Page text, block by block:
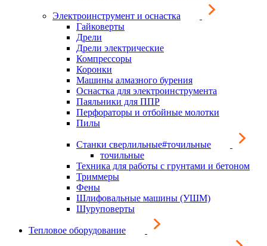
Электроинструмент и оснастка
Гайковерты
Дрели
Дрели электрические
Компрессоры
Коронки
Машины алмазного бурения
Оснастка для электроинструмента
Паяльники для ППР
Перфораторы и отбойные молотки
Пилы
Станки сверлильные#точильные
точильные
Техника для работы с грунтами и бетоном
Триммеры
Фены
Шлифовальные машины (УШМ)
Шуруповерты
Тепловое оборудование